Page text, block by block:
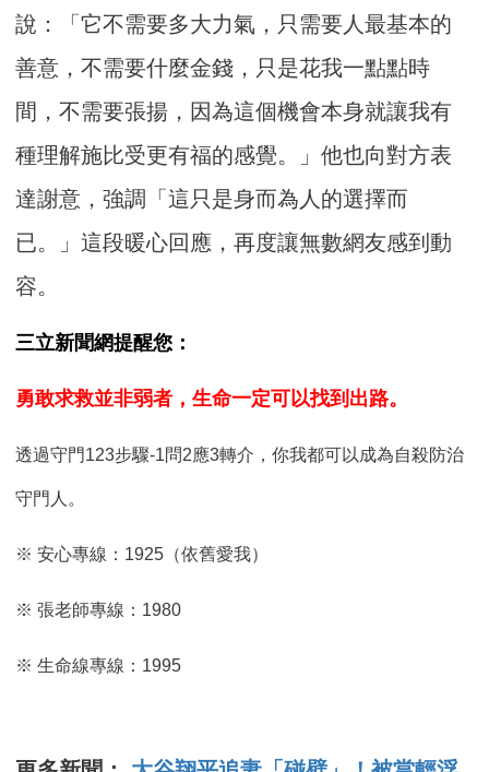
說：「它不需要多大力氣，只需要人最基本的
善意，不需要什麼金錢，只是花我一點點時
間，不需要張揚，因為這個機會本身就讓我有
種理解施比受更有福的感覺。」他也向對方表
達謝意，強調「這只是身而為人的選擇而
已。」這段暖心回應，再度讓無數網友感到動
容。
三立新聞網提醒您：
勇敢求救並非弱者，生命一定可以找到出路。
透過守門123步驟-1問2應3轉介，你我都可以成為自殺防治
守門人。
※ 安心專線：1925（依舊愛我）
※ 張老師專線：1980
※ 生命線專線：1995